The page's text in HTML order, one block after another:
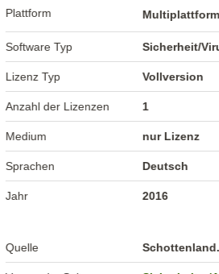
Plattform Multiplattform
Software Typ Sicherheit/
Lizenz Typ Vollversion
Anzahl der Lizenzen 1
Medium nur Lizenz
Sprachen Deutsch
Jahr 2016
Quelle